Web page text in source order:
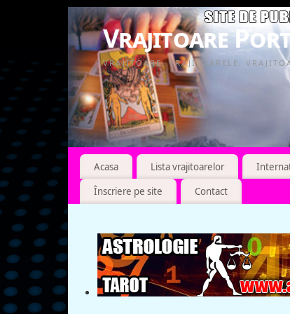
Vrajitoare
VRAJITOARE, VRAJITOARELE,
Acasa Lista vrajitoarelor
Înscriere pe site
Contact